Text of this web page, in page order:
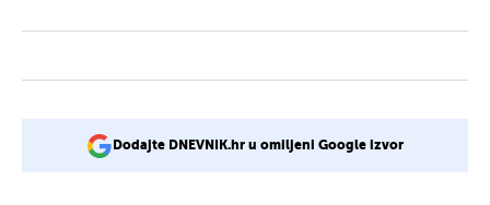
Dodajte DNEVNIK.hr u omiljeni Google izvor